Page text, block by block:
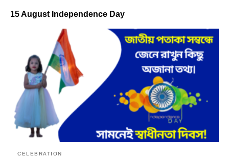
15 August Independence Day
CELEBRATION